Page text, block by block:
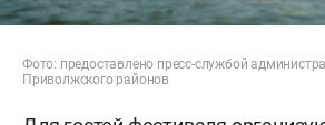
Фото: предоставлено пресс-службой
Приволжского районов